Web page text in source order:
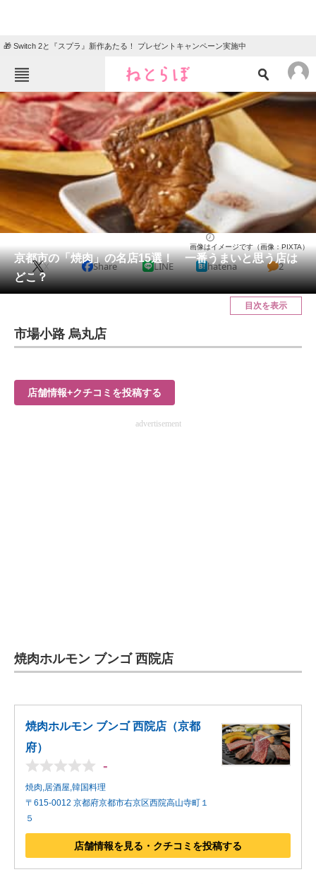
🎁 Switch 2と『スプラ』新作あたる！ プレゼントキャンペーン実施中
ねとらぼメニュー
TOP ニュース
エンタメ クイズ
グルメ 地域
住まい 教育・育児
動物 リサーチ
会員記事
メディア
ITの今と未来を見通す
進化するPCとデバイスの未来
企業向けIT製品の総合サイト
モノづくり技術者専門サイト
エレクトロニクス専門サイト
電子設計の基本と応用
エネルギーの専門メディア
京都市の「焼肉」の名店15選！ 一番うまいと思う店は
どこ？
画像はイメージです（画像：PIXTA）
X Share LINE hatena 2
目次を表示
市場小路 烏丸店
店舗情報+クチコミを投稿する
advertisement
焼肉ホルモン ブンゴ 西院店
焼肉ホルモン ブンゴ 西院店（京都
府）
-
焼肉,居酒屋,韓国料理
〒615-0012 京都府京都市右京区西院高山寺町１
５
店舗情報を見る・クチコミを投稿する